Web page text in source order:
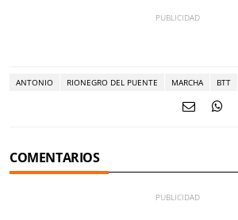
ANTONIO RIONEGRO DEL PUENTE MARCHA BTT
COMENTARIOS